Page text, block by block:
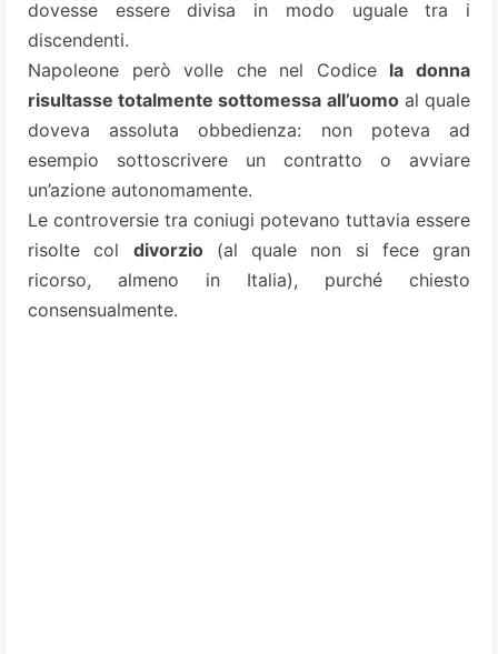
dovesse essere divisa in modo uguale tra i
discendenti.
Napoleone però volle che nel Codice la donna
risultasse totalmente sottomessa all’uomoal quale
doveva assoluta obbedienza: non poteva ad
esempio sottoscrivere un contratto o avviare
un’azione autonomamente.
Le controversie tra coniugi potevano tuttavia essere
risolte col divorzio(al quale non si fece gran
ricorso, almeno in Italia), purché chiesto
consensualmente.